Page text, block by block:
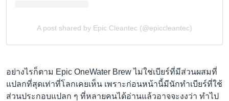
อย่างไรก็ตาม Epic OneWater Brew ไม่ใช่เบียร์ที่มีส่วนผสมที่
แปลกที่สุดเท่าที่โลกเคยเห็น เพราะก่อนหน้านี้มีนักทำเบียร์ที่ใช้
ส่วนประกอบแปลก ๆ ที่หลายคนได้อ่านแล้วอาจจะงงว่า ทำไป